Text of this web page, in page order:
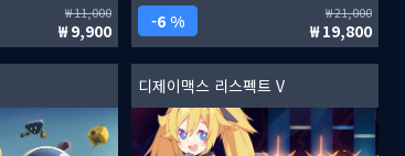
11,000
9,900 6 % 21,000
19,800
디제이맥스 리스펙트 V